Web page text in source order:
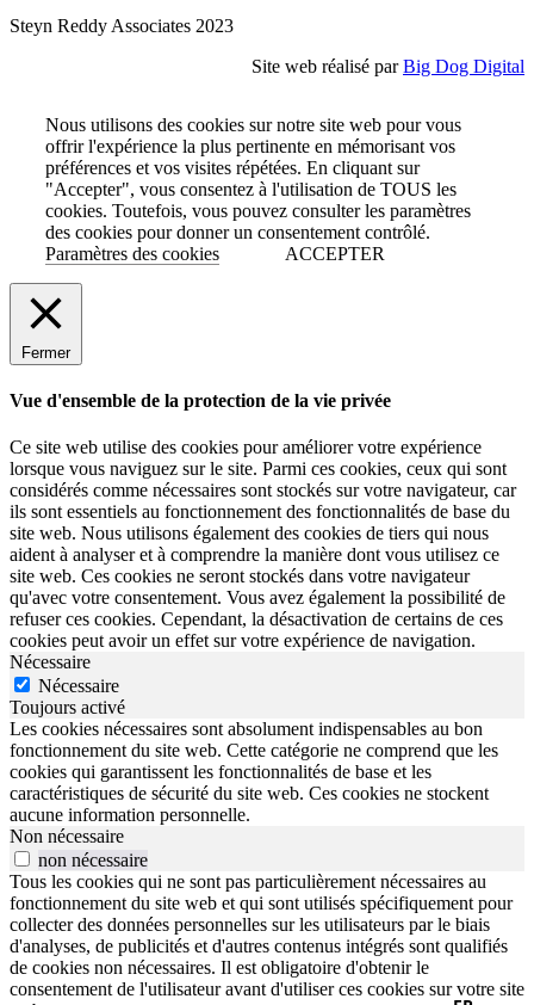
Steyn Reddy Associates 2023
Site web réalisé parBig Dog Digital
Nous utilisons des cookies sur notre site web pour vous
offrir l'expérience la plus pertinente en mémorisant vos
préférences et vos visites répétées. En cliquant sur
"Accepter", vous consentez à l'utilisation de TOUS les
cookies. Toutefois, vous pouvez consulter les paramètres
des cookies pour donner un consentement contrôlé.
Paramètres des cookies
ACCEPTER
Fermer
Vue d'ensemble de la protection de la vie privée
Ce site web utilise des cookies pour améliorer votre expérience
lorsque vous naviguez sur le site. Parmi ces cookies, ceux qui sont
considérés comme nécessaires sont stockés sur votre navigateur, car
ils sont essentiels au fonctionnement des fonctionnalités de base du
site web. Nous utilisons également des cookies de tiers qui nous
aident à analyser et à comprendre la manière dont vous utilisez ce
site web. Ces cookies ne seront stockés dans votre navigateur
qu'avec votre consentement. Vous avez également la possibilité de
refuser ces cookies. Cependant, la désactivation de certains de ces
cookies peut avoir un effet sur votre expérience de navigation.
Nécessaire
Nécessaire
Toujours activé
Les cookies nécessaires sont absolument indispensables au bon
fonctionnement du site web. Cette catégorie ne comprend que les
cookies qui garantissent les fonctionnalités de base et les
caractéristiques de sécurité du site web. Ces cookies ne stockent
aucune information personnelle.
Non nécessaire
non nécessaire
Tous les cookies qui ne sont pas particulièrement nécessaires au
fonctionnement du site web et qui sont utilisés spécifiquement pour
collecter des données personnelles sur les utilisateurs par le biais
d'analyses, de publicités et d'autres contenus intégrés sont qualifiés
de cookies non nécessaires. Il est obligatoire d'obtenir le
consentement de l'utilisateur avant d'utiliser ces cookies sur votre site